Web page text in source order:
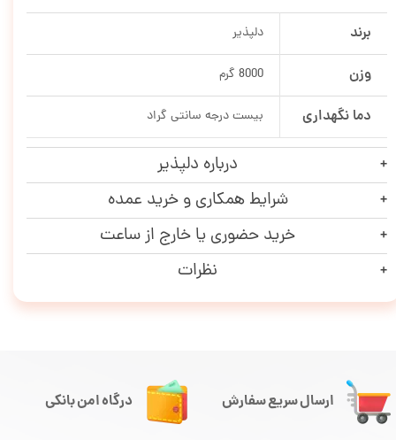
برند دلپذیر
وزن 8000 گرم
دما نگهداری بیست درجه سانتی گراد
درباره دلپذیر
شرایط همکاری و خرید عمده
خرید حضوری یا خارج از ساعت
نظرات
ارسال سریع سفارش درگاه امن بانکی